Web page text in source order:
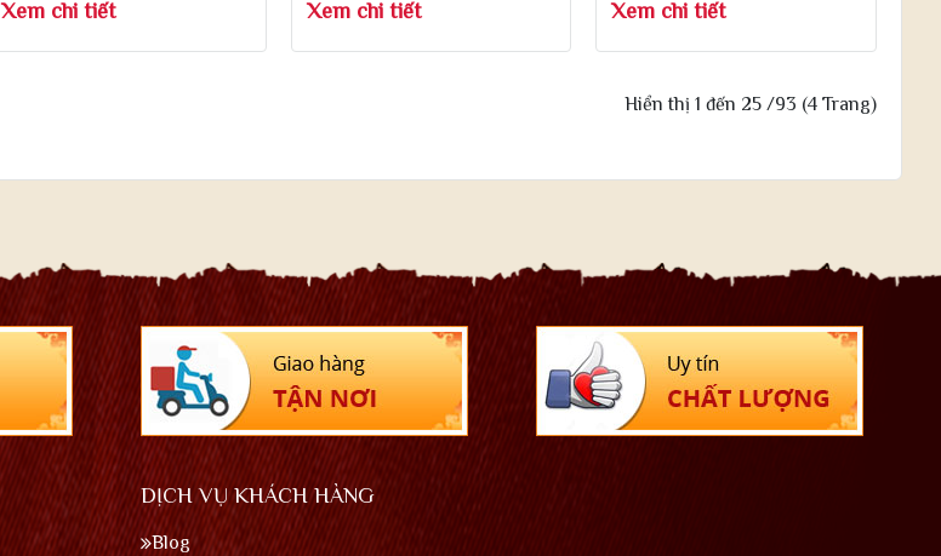
10 Chai
Xem chi tiết Xem chi tiết Xem chi tiết
Hiển thị 1 đến 25 /93 (4 Trang)
DỊCH VỤ KHÁCH HÀNG
Blog